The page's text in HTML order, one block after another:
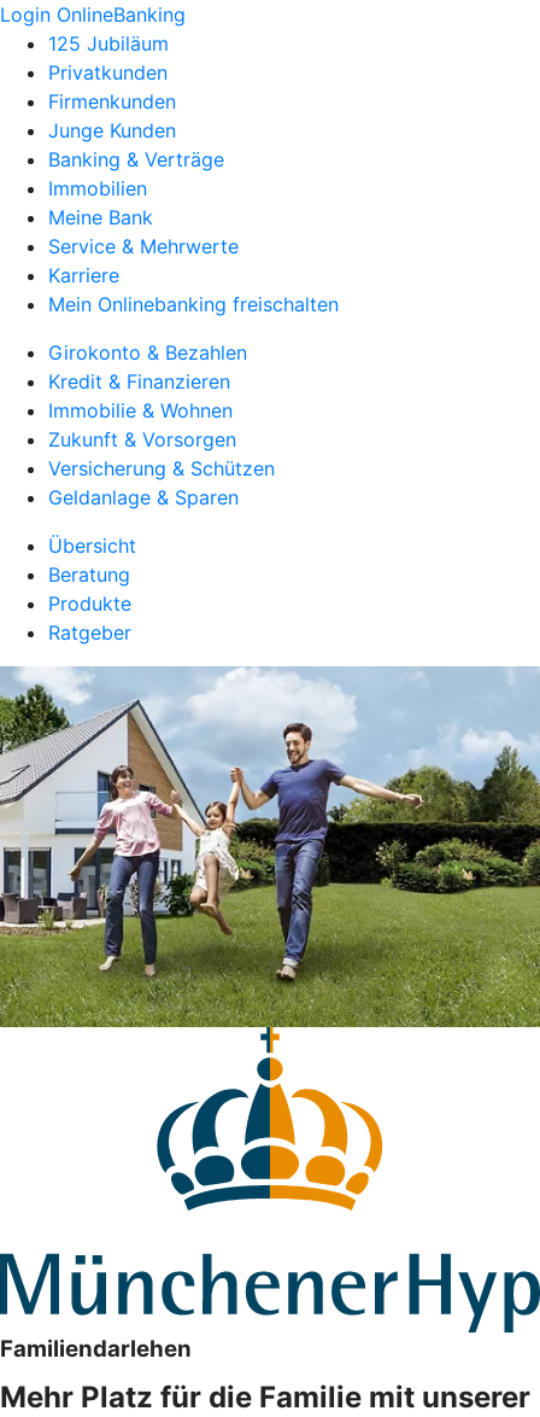
Login OnlineBanking
125 Jubiläum
Privatkunden
Firmenkunden
Junge Kunden
Banking & Verträge
Immobilien
Meine Bank
Service & Mehrwerte
Karriere
Mein Onlinebanking freischalten
Girokonto & Bezahlen
Kredit & Finanzieren
Immobilie & Wohnen
Zukunft & Vorsorgen
Versicherung & Schützen
Geldanlage & Sparen
Übersicht
Beratung
Produkte
Ratgeber
Familiendarlehen
Mehr Platz für die Familie mit unserer